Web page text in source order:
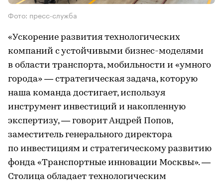
Фото: пресс-служба
«Ускорение развития технологических
компаний с устойчивыми бизнес-моделями
в области транспорта, мобильности и «умного
города» — стратегическая задача, которую
наша команда достигает, используя
инструмент инвестиций и накопленную
экспертизу, — говорит Андрей Попов,
заместитель генерального директора
по инвестициям и стратегическому развитию
фонда «Транспортные инновации Москвы». —
Столица обладает технологическим